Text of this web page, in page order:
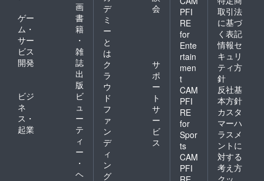
画
ゲー
ム・
サー
ビス
開発
書
籍
・
雑
誌
出
版
ビジ
ネ
ス・
起業
ビ
ュ
ー
テ
ィ
ー
・
ヘ
デ
ミ
ー
と
は
会
ク
ラ
ウ
ド
フ
ァ
ン
デ
ィ
ン
グ
サ
ポ
ー
ト
サ
ー
ビ
ス
PFI
RE
for
Ente
rtain
men
t
CAM
PFI
RE
for
Spor
ts
CAM
PFI
取引法
に基づ
く表記
情報セ
キュリ
ティ方
針
反社基
本方針
カスタ
マーハ
ラスメ
ントに
対する
考え方